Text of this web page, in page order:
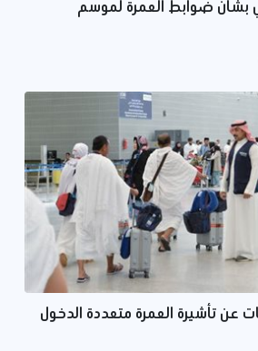
بشأن ضوابط العمرة لموسم